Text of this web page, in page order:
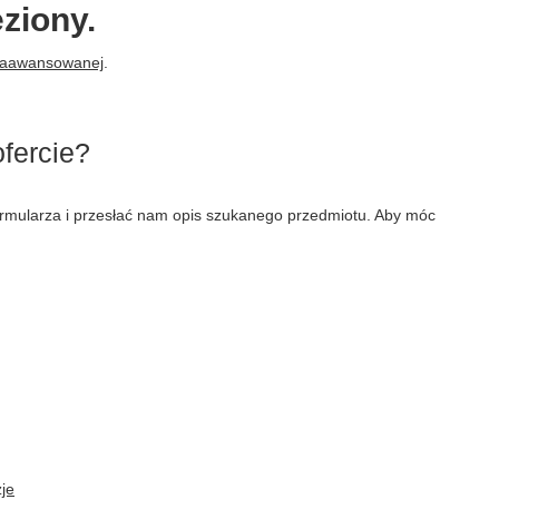
i przesłać nam opis szukanego przedmiotu. Aby móc